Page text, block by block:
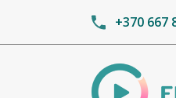
+370 667